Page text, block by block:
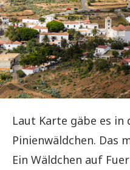
Laut Karte gäbe es in
Pinienwäldchen. Das
Ein Wäldchen auf